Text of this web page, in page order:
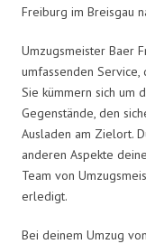
Freiburg im Breisgau
Umzugsmeister Baer
umfassenden
Sie kümmern sich um
Gegenstände, den
Ausladen am Zielort.
anderen Aspekte
Team von
erledigt.
Bei deinem Umzug